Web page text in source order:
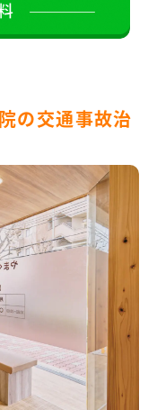
の交通事故治